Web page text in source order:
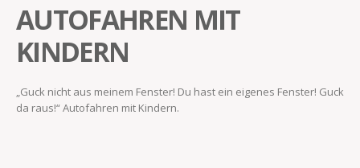
AUTOFAHREN MIT
KINDERN
„Guck nicht aus meinem Fenster! Du hast ein eigenes Fenster! Guck
da raus!“ Autofahren mit Kindern.